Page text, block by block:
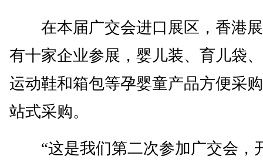
在本届广交会进口展区，香港
有十家企业参展，婴儿装、育儿袋
运动鞋和箱包等孕婴童产品方便采
站式采购。
“这是我们第二次参加广交会，